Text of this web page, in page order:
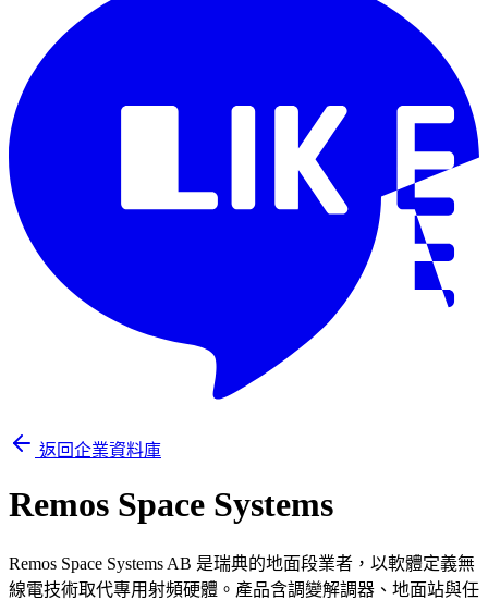
返回企業資料庫
Remos Space Systems
Remos Space Systems AB 是瑞典的地面段業者，以軟體定義無
線電技術取代專用射頻硬體。產品含調變解調器、地面站與任